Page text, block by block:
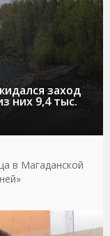
заход
них 9,4 тыс.
в Магаданской